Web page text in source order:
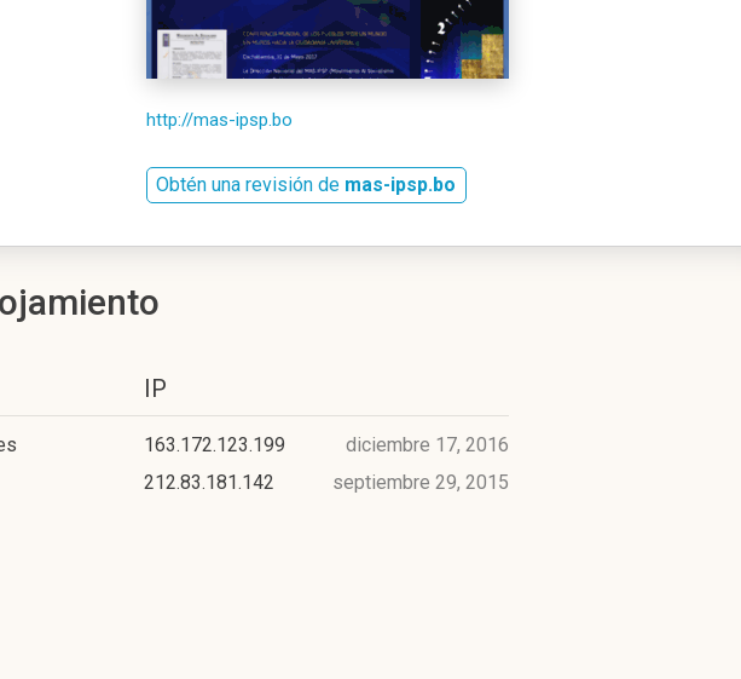
http://mas-ipsp.bo
Obtén una revisión de mas-ipsp.bo
IP
163.172.123.199
diciembre 17, 2016
212.83.181.142 septiembre 29, 2015